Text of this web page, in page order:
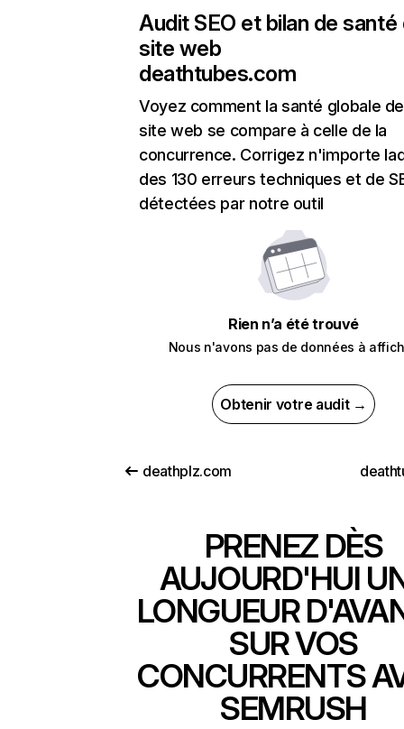
Audit SEO et bilan de santé
site web
deathtubes.com
Voyez comment la santé globale
site web se compare à celle de la
concurrence. Corrigez n'importe
des 130 erreurs techniques et de
détectées par notre outil
Rien n’a été trouvé
Nous n'avons pas de données à
Obtenir votre audit →
deathplz.com
PRENEZ DÈS
AUJOURD'HUI
LONGUEUR
SUR VOS
CONCURRENTS
SEMRUSH